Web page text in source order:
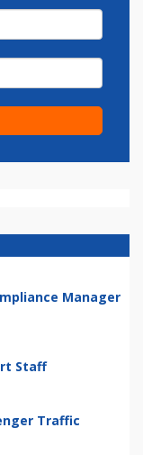
Manager
Staff
Traffic